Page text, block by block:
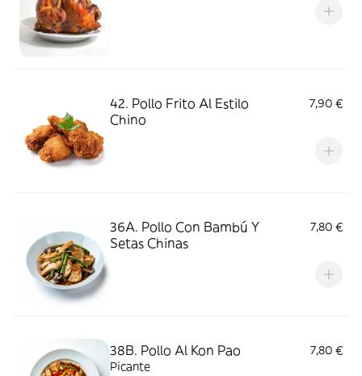
42. Pollo Frito Al Estilo
Chino
7,90 €
36A. Pollo Con Bambú Y
Setas Chinas
7,80 €
38B. Pollo Al Kon Pao
7,80 €
Picante